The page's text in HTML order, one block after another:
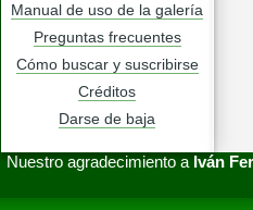
Manual de uso de la galería
Preguntas frecuentes
Cómo buscar y suscribirse
Créditos
Darse de baja
Nuestro agradecimiento a Iván